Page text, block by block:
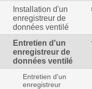
Installation d'un
enregistreur de
données ventilé
Entretien d'un
enregistreur de
données ventilé
Entretien d'un
enregistreur